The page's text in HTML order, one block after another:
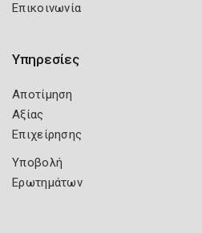
Επικοινωνία
Υπηρεσίες
Αποτίμηση
Αξίας
Επιχείρησης
Υποβολή
Ερωτημάτων